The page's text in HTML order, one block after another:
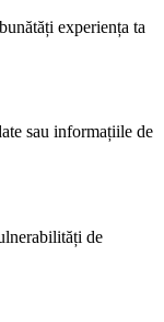
experiența ta
sau informațiile de
de